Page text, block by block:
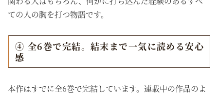
ての人の胸を打つ物語です。
④ 全6巻で完結。結末まで一気に読める安心
感
本作はすでに全6巻で完結しています。連載中の作品のよ